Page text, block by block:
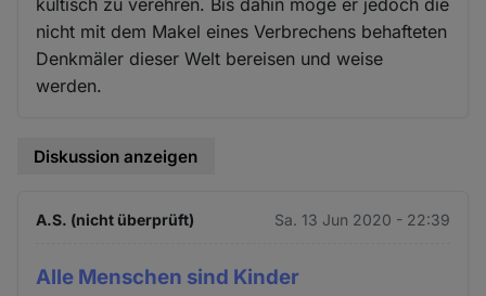
nicht mit dem Makel eines Verbrechens behafteten
Denkmäler dieser Welt bereisen und weise
werden.
Diskussion anzeigen
A.S. (nicht überprüft) Sa. 13 Jun 2020 - 22:39
Alle Menschen sind Kinder